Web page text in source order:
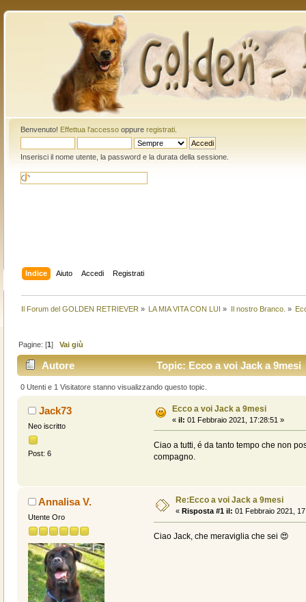
Benvenuto! Effettua l'accessooppure registrati.
Inserisci il nome utente, la password e la durata della sessione.
Indice Aiuto Accedi Registrati
Il Forum del GOLDEN RETRIEVER » LA MIA VITA CON LUI » Il nostro Branco. »
Pagine: [1]Vai giù
Autore Topic: Ecco a voi Jack a 9mesi
0 Utenti e 1 Visitatore stanno visualizzando questo topic.
Jack73
Neo iscritto
Post: 6
Ecco a voi Jack a 9mesi
« il: 01 Febbraio 2021, 17:28:51 »
Ciao a tutti, é da tanto tempo che non
compagno.
Annalisa V.
Utente Oro
Re:Ecco a voi Jack a 9mesi
« Risposta #1 il: 01 Febbraio 2021,
Ciao Jack, che meraviglia che sei 😍